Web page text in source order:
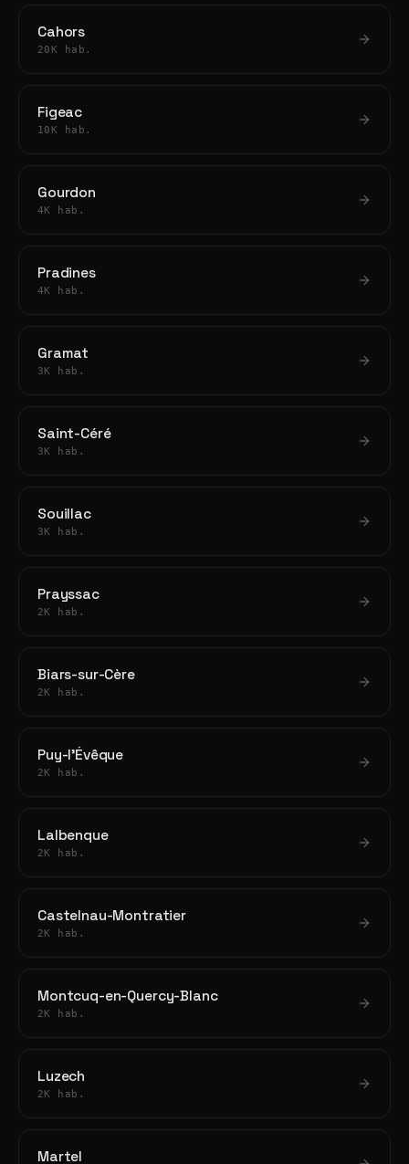
Cahors
20K hab.
Figeac
10K hab.
Gourdon
4K hab.
Pradines
4K hab.
Gramat
3K hab.
Saint-Céré
3K hab.
Souillac
3K hab.
Prayssac
2K hab.
Biars-sur-Cère
2K hab.
Puy-l'Évêque
2K hab.
Lalbenque
2K hab.
Castelnau-Montratier
2K hab.
Montcuq-en-Quercy-Blanc
2K hab.
Luzech
2K hab.
Martel